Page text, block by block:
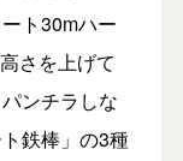
ト30mハー
さを上げて
ンチラしな
鉄棒」の3種